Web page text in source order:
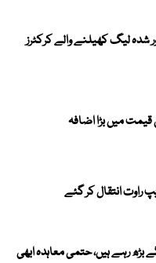
شدہ لیگ کھیلنے والے کرکٹرز
میں بڑا اضافہ
راوت انتقال کر گئے
رہے ہیں، حتمی معاہدہ ابھی